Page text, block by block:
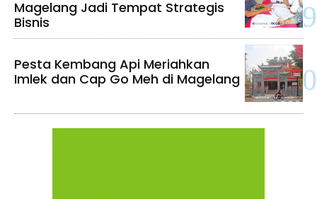
Magelang Jadi Tempat Strategis
Bisnis
Pesta Kembang Api Meriahkan
Imlek dan Cap Go Meh di Magelang